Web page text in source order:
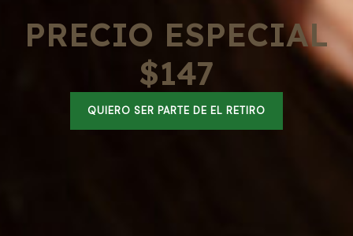
PRECIO ESPECIAL
$147
QUIERO SER PARTE DE EL RETIRO